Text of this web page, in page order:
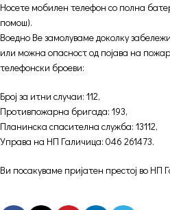
Носете мобилен телефон со полна
помош).
Воедно Ве замолуваме доколку
или можна опасност од појава на
телефонски броеви:
Број за итни случаи: 112,
Противпожарна бригада: 193,
Планинска спасителна служба: 13112,
Управа на НП Галичица: 046 261473.
Ви посакуваме пријатен престој во НП